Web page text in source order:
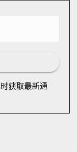
获取最新通